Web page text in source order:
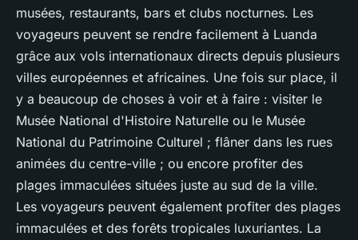
musées, restaurants, bars et clubs nocturnes. Les
voyageurs peuvent se rendre facilement à Luanda
grâce aux vols internationaux directs depuis plusieurs
villes européennes et africaines. Une fois sur place, il
y a beaucoup de choses à voir et à faire : visiter le
Musée National d'Histoire Naturelle ou le Musée
National du Patrimoine Culturel ; flâner dans les rues
animées du centre-ville ; ou encore profiter des
plages immaculées situées juste au sud de la ville.
Les voyageurs peuvent également profiter des plages
immaculées et des forêts tropicales luxuriantes. La